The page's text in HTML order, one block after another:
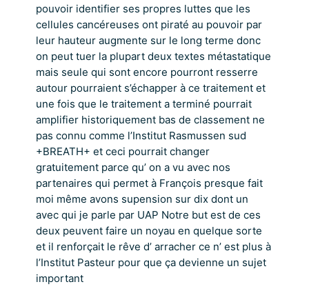
pouvoir identifier ses propres luttes que les
cellules cancéreuses ont piraté au pouvoir par
leur hauteur augmente sur le long terme donc
on peut tuer la plupart deux textes métastatique
mais seule qui sont encore pourront resserre
autour pourraient s’échapper à ce traitement et
une fois que le traitement a terminé pourrait
amplifier historiquement bas de classement ne
pas connu comme l’Institut Rasmussen sud
+BREATH+ et ceci pourrait changer
gratuitement parce qu’ on a vu avec nos
partenaires qui permet à François presque fait
moi même avons supension sur dix dont un
avec qui je parle par UAP Notre but est de ces
deux peuvent faire un noyau en quelque sorte
et il renforçait le rêve d’ arracher ce n’ est plus à
l’Institut Pasteur pour que ça devienne un sujet
important